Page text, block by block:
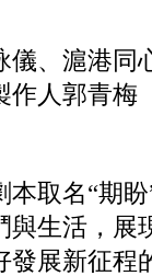
、滬港同
作人郭青梅
取名“期
與生活，展
展新征程